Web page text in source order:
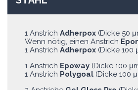
1 Anstrich Adherpox (Dicke 50
Wenn nötig, einen Anstrich
1 Anstrich Adherpox (Dicke 100
1 Anstrich Epoway (Dicke 100
1 Anstrich Polygoal (Dicke 100